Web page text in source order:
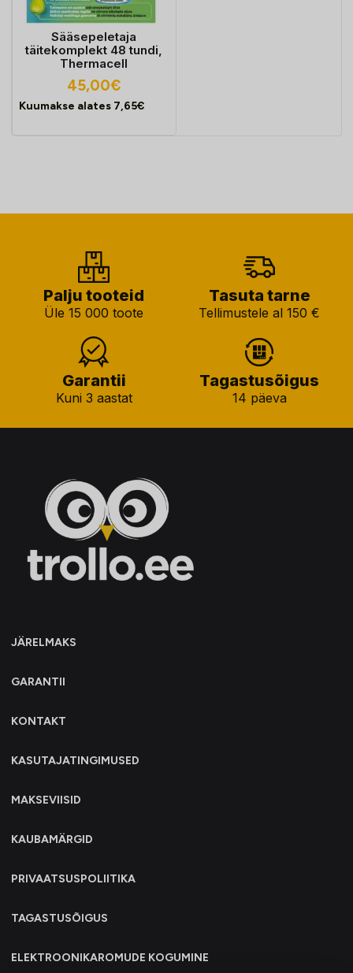
Sääsepeletaja
täitekomplekt 48 tundi,
Thermacell
45,00€
Kuumakse alates 7,65€
Palju tooteid
Üle 15 000 toote
Tasuta tarne
Tellimustele al 150 €
Garantii
Kuni 3 aastat
Tagastusõigus
14 päeva
JÄRELMAKS
GARANTII
KONTAKT
KASUTAJATINGIMUSED
MAKSEVIISID
KAUBAMÄRGID
PRIVAATSUSPOLIITIKA
TAGASTUSÕIGUS
ELEKTROONIKAROMUDE KOGUMINE